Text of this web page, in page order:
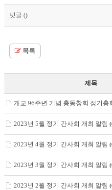
덧글 ()
목록
제목
개교 96주년 기념 총동창회 정기총
2023년 5월 정기 간사회 개최 알림
2023년 4월 정기 간사회 개최 알림
2023년 3월 정기 간사회 개최 알림
2023년 2월 정기 간사회 개최 알림